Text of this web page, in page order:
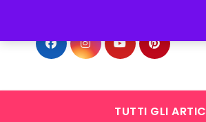
content
TUTTI GLI